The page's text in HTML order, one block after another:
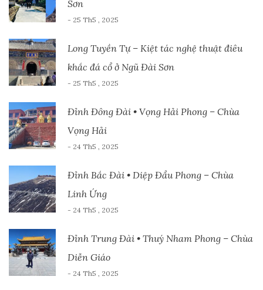
Sơn
- 25 Th5 , 2025
Long Tuyền Tự – Kiệt tác nghệ thuật điêu
khắc đá cổ ở Ngũ Đài Sơn
- 25 Th5 , 2025
Đỉnh Đông Đài • Vọng Hải Phong – Chùa
Vọng Hải
- 24 Th5 , 2025
Đỉnh Bắc Đài • Diệp Đẩu Phong – Chùa
Linh Ứng
- 24 Th5 , 2025
Đỉnh Trung Đài • Thuý Nham Phong – Chùa
Diễn Giáo
- 24 Th5 , 2025